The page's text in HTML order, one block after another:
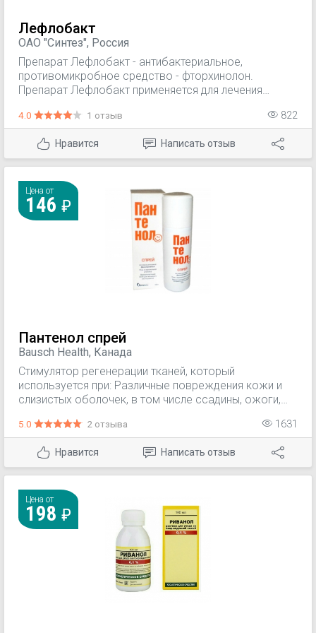
Лефлобакт
ОАО "Синтез", Россия
Препарат Лефлобакт - антибактериальное,
противомикробное средство - фторхинолон.
Препарат Лефлобакт применяется для лечения
левофлоксацину, у взрослых.
4.0 1 отзыв 822
Нравится Написать отзыв
Цена от
146
Пантенол спрей
Bausch Health, Канада
Стимулятор регенерации тканей, который
используется при: Различные повреждения кожи и
слизистых оболочек, в том числе ссадины, ожоги,
трансплантаты кожи, буллезный и пузырчатый
дерматит.
5.0 2 отзыва 1631
Нравится Написать отзыв
Цена от
198